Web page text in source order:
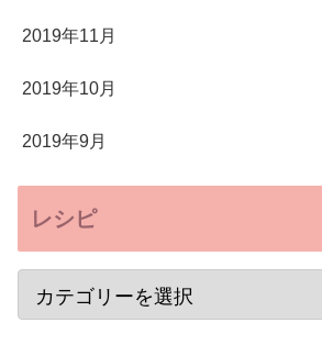
2019年11月
2019年10月
2019年9月
レシピ